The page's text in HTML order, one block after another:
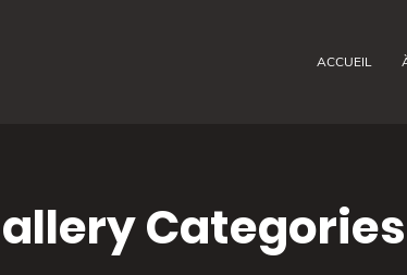
ACCUEIL